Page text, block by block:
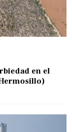
en el